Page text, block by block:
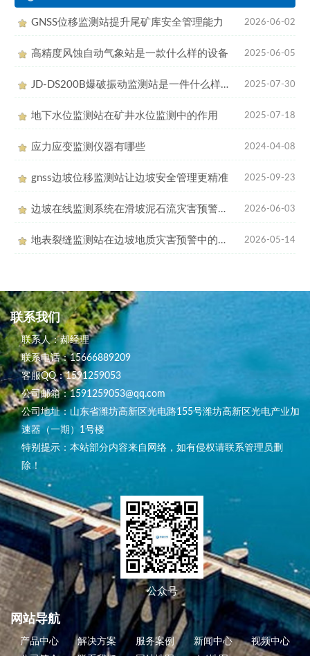
GNSS位移监测站提升尾矿库安全管理能力 2026-06-02
高精度风蚀自动气象站是一款什么样的设备 2025-06-05
JD-DS200B爆破振动监测站是一件什么样的设备 2025-07-30
地下水位监测站在矿井水位监测中的作用 2025-07-18
应力应变监测仪器有哪些 2024-04-08
gnss边坡位移监测站让边坡安全管理更精准 2025-09-23
边坡在线监测系统在滑坡泥石流灾害预警中的应用 2026-06-03
地表裂缝监测站在边坡地质灾害预警中的作用 2026-05-14
联系我们
联系人：郝经理
联系电话：15666889209
客服QQ：1591259053
公司邮箱：1591259053@qq.com
公司地址：山东省潍坊高新区光电路155号潍坊高新区光电产业加
速器（一期）1号楼
特别提示：本站部分内容来自网络，如有侵权请联系管理员删
除！
公众号
网站导航
产品中心 解决方案 服务案例 新闻中心
视频中心